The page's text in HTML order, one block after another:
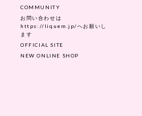
COMMUNITY
お問い合わせは
https://liquem.jp/へお願いし
ます
OFFICIAL SITE
NEW ONLINE SHOP